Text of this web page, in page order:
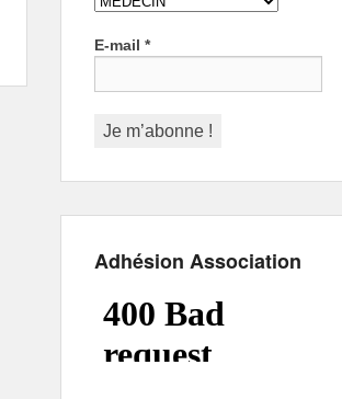
E-mail *
Adhésion Association